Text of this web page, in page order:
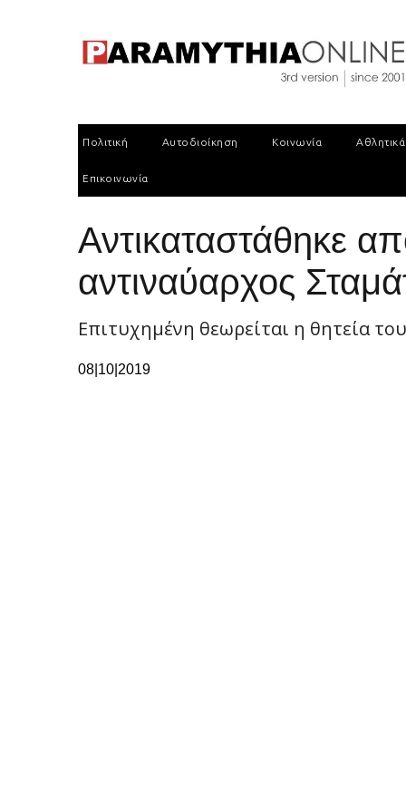
Πολιτική Αυτοδιοίκηση Κοινωνία Αθλητικά
Επικοινωνία
Αντικαταστάθηκε
αντιναύαρχος
Επιτυχημένη θεωρείται η θητεία
08|10|2019